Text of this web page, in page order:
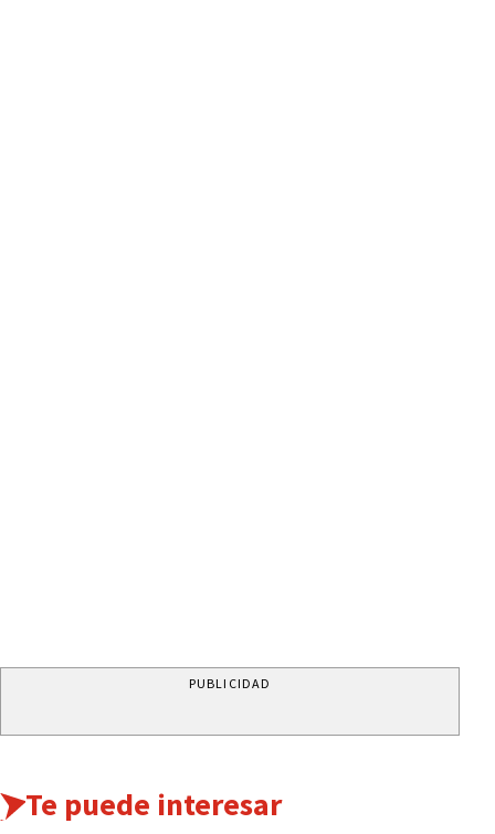
PUBLICIDAD
Te puede interesar